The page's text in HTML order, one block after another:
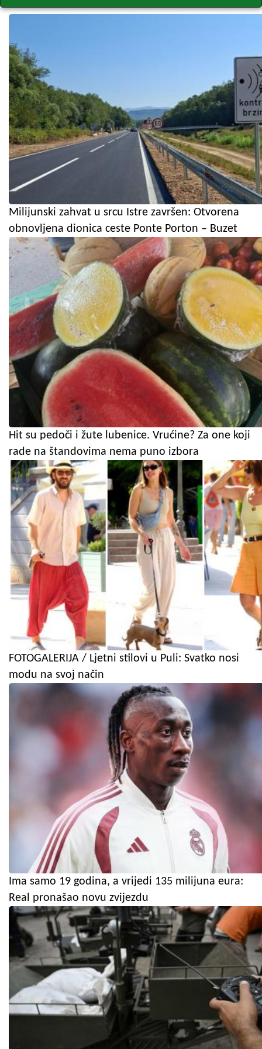
Milijunski zahvat u srcu Istre završen: Otvorena
obnovljena dionica ceste Ponte Porton – Buzet
Hit su pedoči i žute lubenice. Vrućine? Za one koji
rade na štandovima nema puno izbora
FOTOGALERIJA / Ljetni stilovi u Puli: Svatko nosi
modu na svoj način
Ima samo 19 godina, a vrijedi 135 milijuna eura:
Real pronašao novu zvijezdu